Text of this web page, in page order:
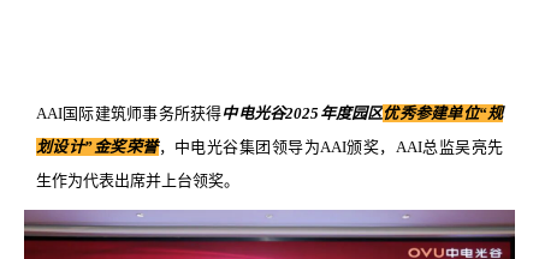
AAI国际建筑师事务所获得中电光谷2025年度园区优秀参建单位“规
划设计”金奖荣誉，中电光谷集团领导为AAI颁奖，AAI总监吴亮先
生作为代表出席并上台领奖。